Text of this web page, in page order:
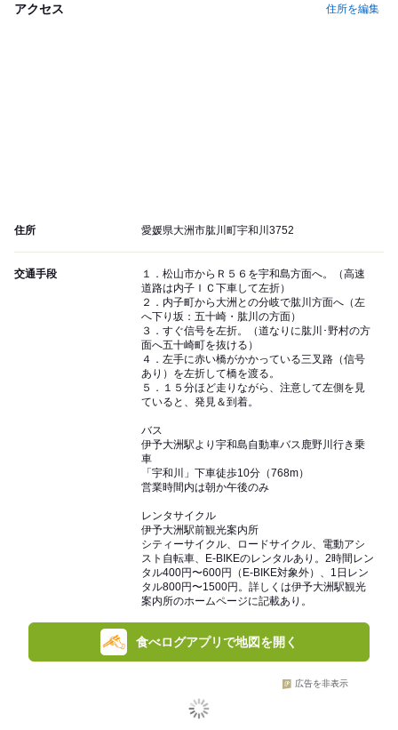
アクセス 住所を編集
住所 愛媛県大洲市肱川町宇和川3752
交通手段
１．松山市からＲ５６を宇和島方面へ。（高速
道路は内子ＩＣ下車して左折）
２．内子町から大洲との分岐で肱川方面へ（左
へ下り坂：五十崎・肱川の方面）
３．すぐ信号を左折。（道なりに肱川･野村の方
面へ五十崎町を抜ける）
４．左手に赤い橋がかかっている三叉路（信号
あり）を左折して橋を渡る。
５．１５分ほど走りながら、注意して左側を見
ていると、発見＆到着。
バス
伊予大洲駅より宇和島自動車バス鹿野川行き乗
車
「宇和川」下車徒歩10分（768m）
営業時間内は朝か午後のみ
レンタサイクル
伊予大洲駅前観光案内所
シティーサイクル、ロードサイクル、電動アシ
スト自転車、E-BIKEのレンタルあり。2時間レン
タル400円〜600円（E-BIKE対象外）、1日レン
タル800円〜1500円。詳しくは伊予大洲駅観光
案内所のホームページに記載あり。
食べログアプリで地図を開く
広告を非表示